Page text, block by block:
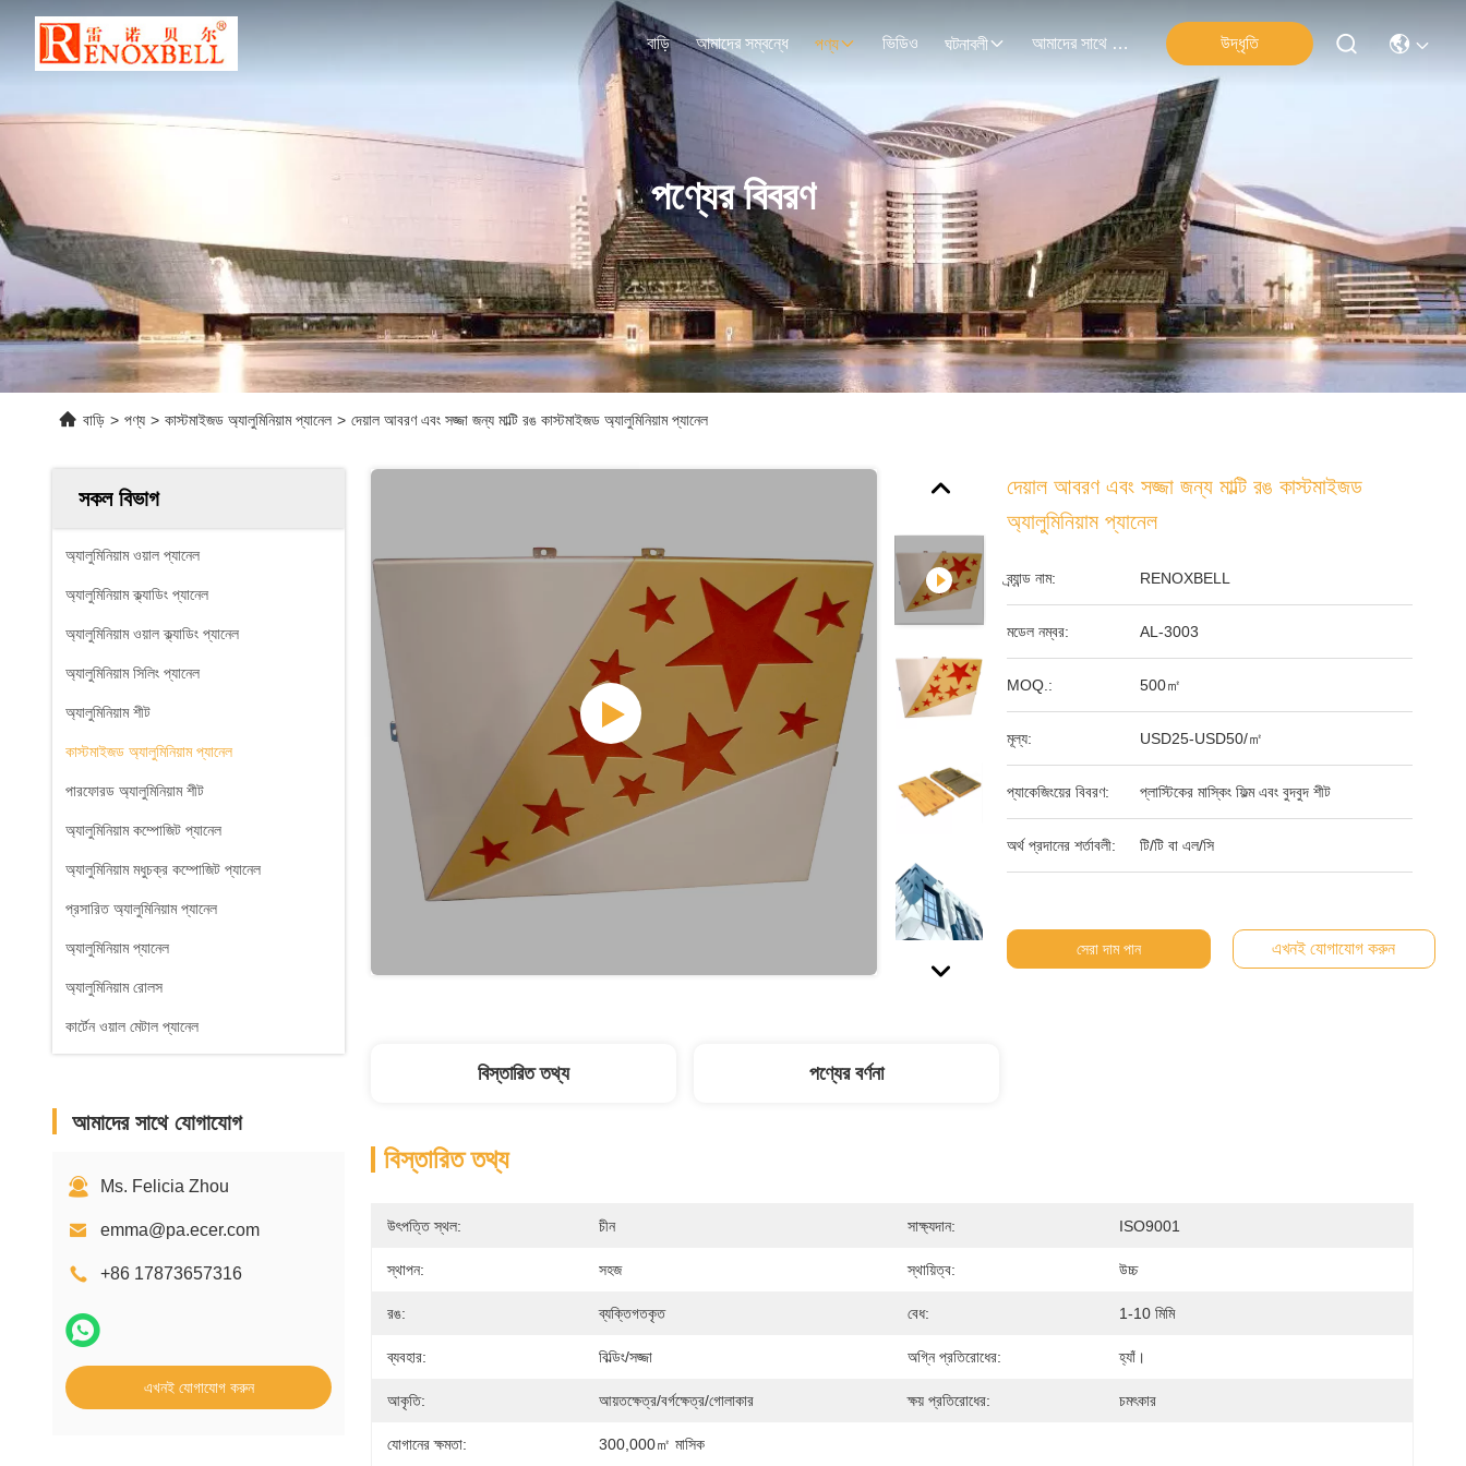
বাড়ি আমাদের সম্বন্ধে পণ্য ভিডিও ঘটনাবলী আমাদের সাথে যোগাযোগ উদ্ধৃতি
পণ্যের বিবরণ
বাড়ি > পণ্য > কাস্টমাইজড অ্যালুমিনিয়াম প্যানেল > দেয়াল আবরণ এবং সজ্জা জন্য মাল্টি রঙ কাস্টমাইজড অ্যালুমিনিয়াম প্যানেল
সকল বিভাগ
অ্যালুমিনিয়াম ওয়াল প্যানেল
অ্যালুমিনিয়াম ক্ল্যাডিং প্যানেল
অ্যালুমিনিয়াম ওয়াল ক্ল্যাডিং প্যানেল
অ্যালুমিনিয়াম সিলিং প্যানেল
অ্যালুমিনিয়াম শীট
কাস্টমাইজড অ্যালুমিনিয়াম প্যানেল
পারফোরড অ্যালুমিনিয়াম শীট
অ্যালুমিনিয়াম কম্পোজিট প্যানেল
অ্যালুমিনিয়াম মধুচক্র কম্পোজিট প্যানেল
প্রসারিত অ্যালুমিনিয়াম প্যানেল
অ্যালুমিনিয়াম প্যানেল
অ্যালুমিনিয়াম রোলস
কার্টেন ওয়াল মেটাল প্যানেল
আমাদের সাথে যোগাযোগ
Ms. Felicia Zhou
emma@pa.ecer.com
+86 17873657316
এখনই যোগাযোগ করুন
দেয়াল আবরণ এবং সজ্জা জন্য মাল্টি রঙ কাস্টমাইজড
অ্যালুমিনিয়াম প্যানেল
ব্র্যান্ড নাম: RENOXBELL
মডেল নম্বর: AL-3003
MOQ.: 500㎡
মূল্য: USD25-USD50/㎡
প্যাকেজিংয়ের বিবরণ: প্লাস্টিকের মাস্কিং ফিল্ম এবং বুদবুদ শীট
অর্থ প্রদানের শর্তাবলী: টি/টি বা এল/সি
সেরা দাম পান এখনই যোগাযোগ করুন
বিস্তারিত তথ্য পণ্যের বর্ণনা
বিস্তারিত তথ্য
উৎপত্তি স্থল: চীন সাক্ষ্যদান: ISO9001
স্থাপন: সহজ স্থায়িত্ব: উচ্চ
রঙ: ব্যক্তিগতকৃত বেধ: 1-10 মিমি
ব্যবহার: বিল্ডিং/সজ্জা অগ্নি প্রতিরোধের: হ্যাঁ।
আকৃতি: আয়তক্ষেত্র/বর্গক্ষেত্র/গোলাকার ক্ষয় প্রতিরোধের: চমৎকার
যোগানের ক্ষমতা: 300,000㎡ মাসিক